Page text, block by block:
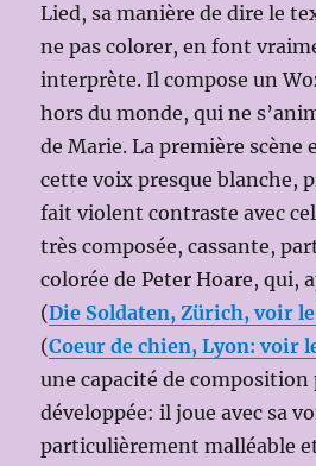
Lied, sa manière de dire le
ne pas colorer, en font
interprète. Il compose un
hors du monde, qui ne
de Marie. La première scène
cette voix presque blanche,
fait violent contraste avec
très composée, cassante,
colorée de Peter Hoare, qui,
(Die Soldaten, Zürich, voir
(Coeur de chien, Lyon: voir
une capacité de
développée: il joue avec sa
particulièrement malléable